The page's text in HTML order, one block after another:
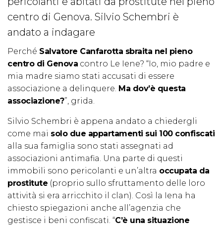
centro di Genova. Silvio Schembri è
andato a indagare
Perché Salvatore Canfarotta sbraita nel pieno
centro di Genova contro Le Iene? “Io, mio padre e
mia madre siamo stati accusati di essere
associazione a delinquere. Ma dov’è questa
associazione?”, grida.
Silvio Schembri è appena andato a chiedergli
come mai solo due appartamenti sui 100 confiscati
alla sua famiglia sono stati assegnati ad
associazioni antimafia. Una parte di questi
immobili sono pericolanti e un’altra occupata da
prostitute (proprio sullo sfruttamento delle loro
attività si era arricchito il clan). Così la Iena ha
chiesto spiegazioni anche all’agenzia che
gestisce i beni confiscati. “C’è una situazione